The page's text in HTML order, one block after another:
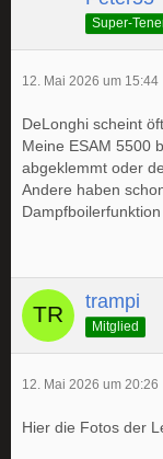
Super-
12. Mai 2026 um 15:44
DeLonghi scheint
Meine ESAM 5500
abgeklemmt oder
Andere haben
trampi
Mitglied
12. Mai 2026 um 20:26
Hier die Fotos der